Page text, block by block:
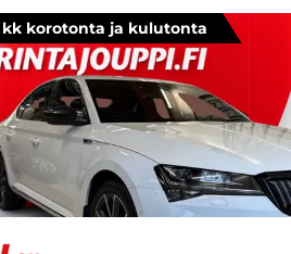
kk korotonta ja kulutonta